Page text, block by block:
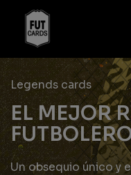
Legends cards
EL MEJOR
Un obsequio único y